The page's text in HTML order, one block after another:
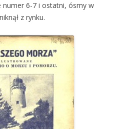
numer 6-7 i ostatni, ósmy w
z rynku.